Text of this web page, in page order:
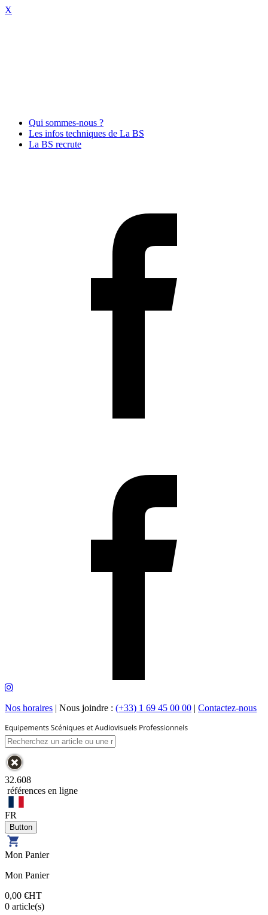
X
Qui sommes-nous ?
Les infos techniques de La BS
La BS recrute
Nos horaires | Nous joindre : (+33) 1 69 45 00 00 | Contactez-nous
32.608
références en ligne
FR
Mon Panier
Mon Panier
0,00 €HT
0 article(s)